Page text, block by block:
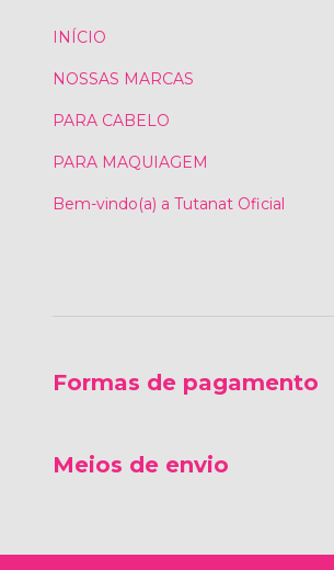
INÍCIO
NOSSAS MARCAS
PARA CABELO
PARA MAQUIAGEM
Bem-vindo(a) a Tutanat Oficial
Formas de pagamento
Meios de envio